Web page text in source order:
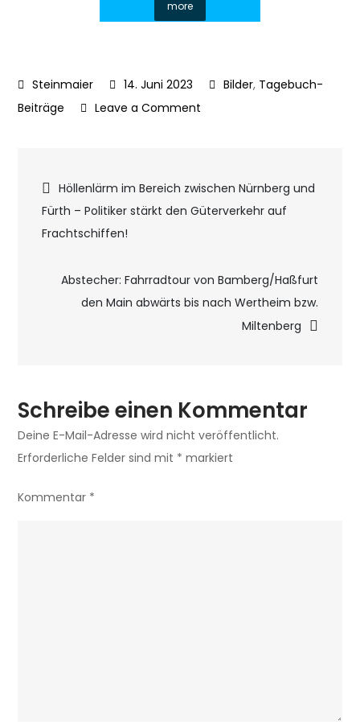
more
14. Juni 2023 Bilder, Tagebuch-
Beiträge
Leave a Comment
Forchheim:
idealer
Wohlfühlen
bei
Höllenlärm im Bereich zwischen Nürnberg und
Fürth – Politiker stärkt den Güterverkehr auf
Frachtschiffen!
Abstecher: Fahrradtour von Bamberg/Haßfurt
den Main abwärts bis nach Wertheim bzw.
Miltenberg
Schreibe einen Kommentar
Deine E-Mail-Adresse wird nicht veröffentlicht.
Erforderliche Felder sind mit * markiert
Kommentar *